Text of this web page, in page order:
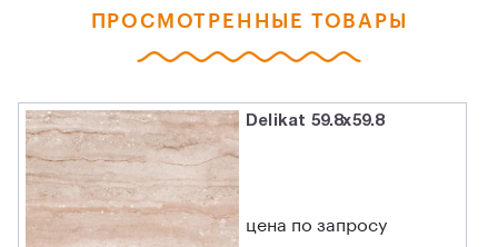
ПРОСМОТРЕННЫЕ ТОВАРЫ
Delikat 59.8x59.8
цена по запросу